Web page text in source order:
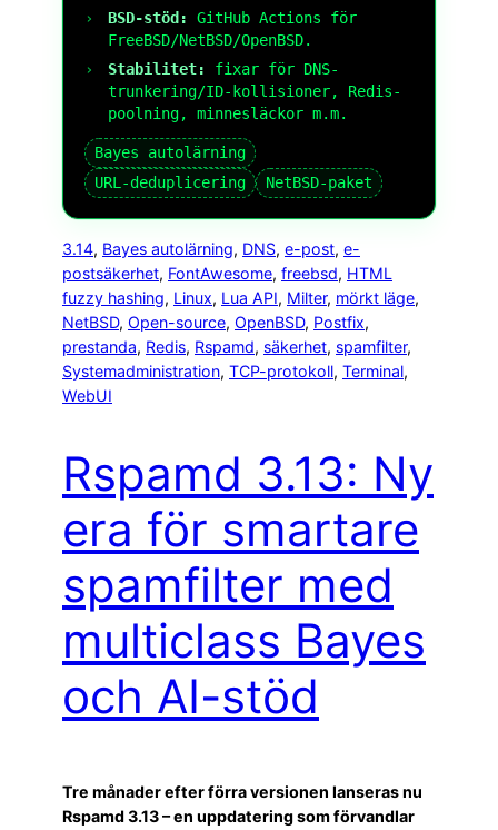
BSD-stöd:
GitHub Actions för
FreeBSD/NetBSD/OpenBSD.
Stabilitet:
fixar för DNS-
trunkering/ID-kollisioner, Redis-
poolning, minnesläckor m.m.
Bayes autolärning
URL-deduplicering
NetBSD-paket
3.14, Bayes autolärning, DNS, e-post, e-
postsäkerhet, FontAwesome, freebsd, HTML
fuzzy hashing, Linux, Lua API, Milter, mörkt läge
NetBSD, Open-source, OpenBSD, Postfix
prestanda, Redis, Rspamd, säkerhet, spamfilter
Systemadministration, TCP-protokoll, Terminal
WebUI
Rspamd 3.13: Ny
era för smartare
spamfilter med
multiclass Bayes
och AI-stöd
Tre månader efter förra versionen lanseras nu
Rspamd 3.13 – en uppdatering som förvandlar